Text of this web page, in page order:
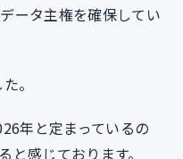
ータ主権を確保してい
。
年と定まっているの
と感じております。